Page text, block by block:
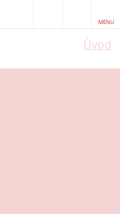
MENU
Úvod